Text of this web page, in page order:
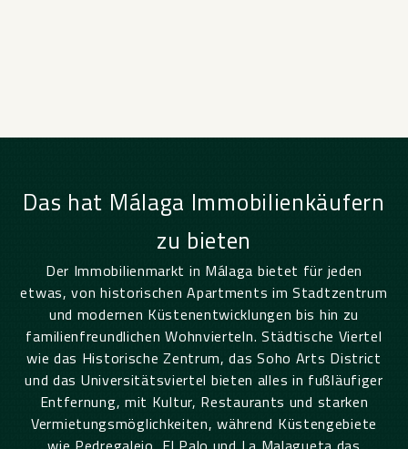
Das hat Málaga Immobilienkäufern
zu bieten
Der Immobilienmarkt in Málaga bietet für jeden
etwas, von historischen Apartments im Stadtzentrum
und modernen Küstenentwicklungen bis hin zu
familienfreundlichen Wohnvierteln. Städtische Viertel
wie das Historische Zentrum, das Soho Arts District
und das Universitätsviertel bieten alles in fußläufiger
Entfernung, mit Kultur, Restaurants und starken
Vermietungsmöglichkeiten, während Küstengebiete